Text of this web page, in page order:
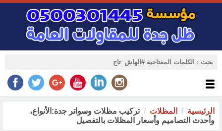
الرئيسية المظلات
تركيب مظلات وسواتر جدة:الأنواع،
وأحدث التصاميم وأسعار المظلات بالتفصيل